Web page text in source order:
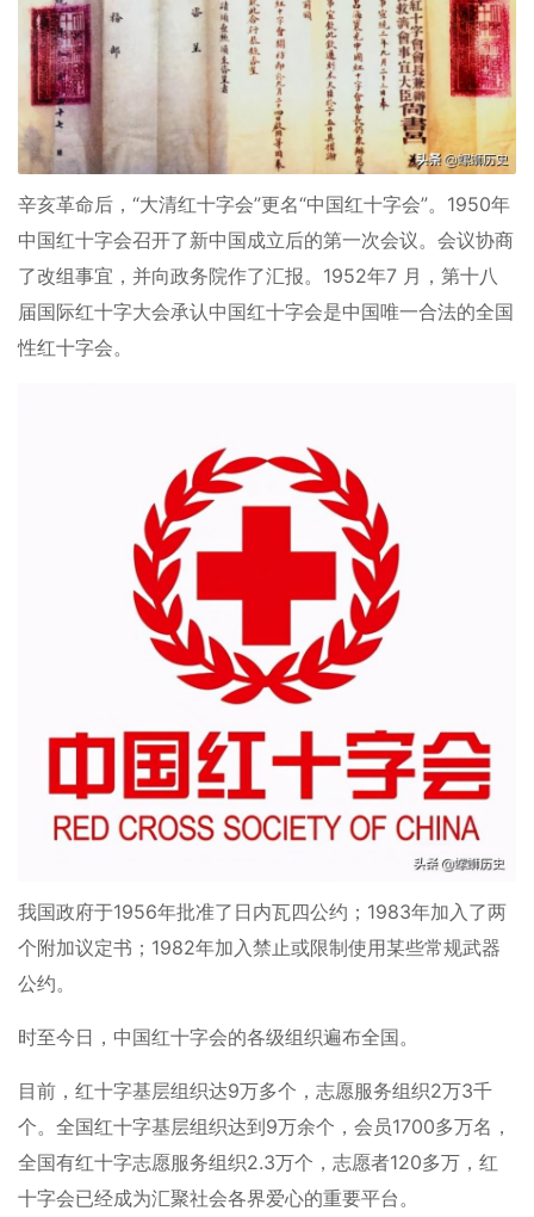
辛亥革命后，“大清红十字会”更名“中国红十字会”。1950年
中国红十字会召开了新中国成立后的第一次会议。会议协商
了改组事宜，并向政务院作了汇报。1952年7 月，第十八
届国际红十字大会承认中国红十字会是中国唯一合法的全国
性红十字会。
我国政府于1956年批准了日内瓦四公约；1983年加入了两
个附加议定书；1982年加入禁止或限制使用某些常规武器
公约。
时至今日，中国红十字会的各级组织遍布全国。
目前，红十字基层组织达9万多个，志愿服务组织2万3千
个。全国红十字基层组织达到9万余个，会员1700多万名，
全国有红十字志愿服务组织2.3万个，志愿者120多万，红
十字会已经成为汇聚社会各界爱心的重要平台。